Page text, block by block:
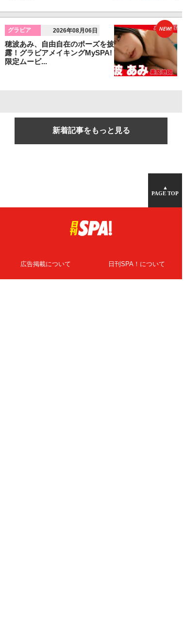
グラビア 2026年08月06日
穂波あみ、自由自在のポーズを披
露！グラビアメイキングMySPA!
限定ムービ...
NEW!
新着記事をもっと見る
▲
PAGE TOP
広告掲載について 日刊SPA！について